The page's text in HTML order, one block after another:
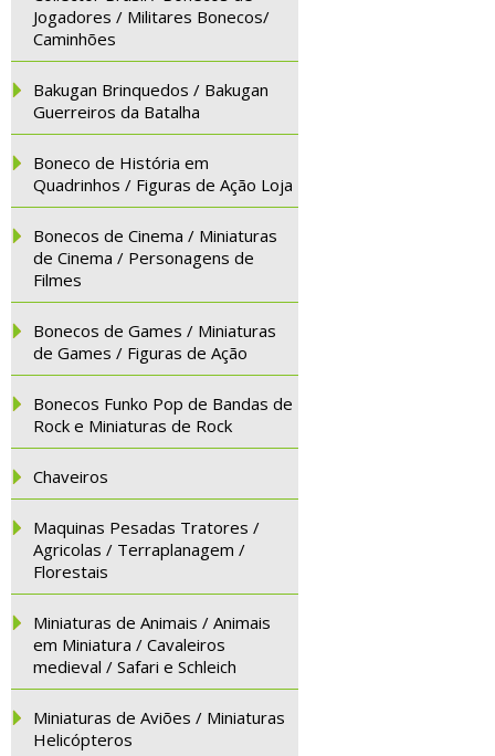
Jogadores / Militares Bonecos/
Caminhões
Bakugan Brinquedos / Bakugan
Guerreiros da Batalha
Boneco de História em
Quadrinhos / Figuras de Ação Loja
Bonecos de Cinema / Miniaturas
de Cinema / Personagens de
Filmes
Bonecos de Games / Miniaturas
de Games / Figuras de Ação
Bonecos Funko Pop de Bandas de
Rock e Miniaturas de Rock
Chaveiros
Maquinas Pesadas Tratores /
Agricolas / Terraplanagem /
Florestais
Miniaturas de Animais / Animais
em Miniatura / Cavaleiros
medieval / Safari e Schleich
Miniaturas de Aviões / Miniaturas
Helicópteros